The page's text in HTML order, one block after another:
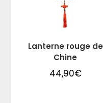
Lanterne rouge de
Chine
44,90€